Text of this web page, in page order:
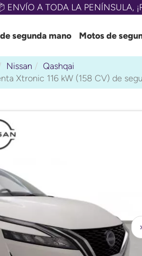
ENVÍO A TODA LA PENÍNSULA,
segunda mano Motos de
Nissan
Qashqai
Xtronic 116 kW (158 CV) de